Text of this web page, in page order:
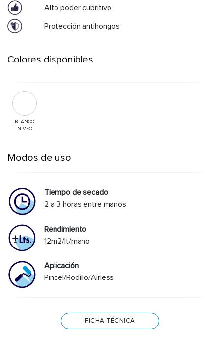
Alto poder cubritivo
Protección antihongos
Colores disponibles
BLANCO
NÍVEO
Modos de uso
Tiempo de secado
2 a 3 horas entre manos
Rendimiento
12m2/lt/mano
Aplicación
Pincel/Rodillo/Airless
FICHA TÉCNICA